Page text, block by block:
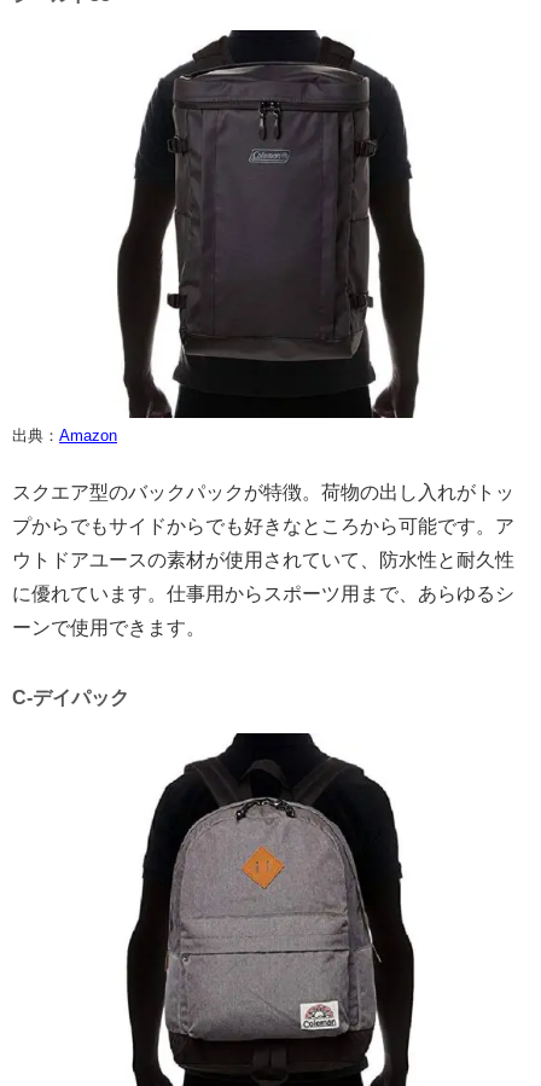
出典： Amazon
スクエア型のバックパックが特徴。荷物の出し入れがトッ
プからでもサイドからでも好きなところから可能です。ア
ウトドアユースの素材が使用されていて、防水性と耐久性
に優れています。仕事用からスポーツ用まで、あらゆるシ
ーンで使用できます。
C-デイパック